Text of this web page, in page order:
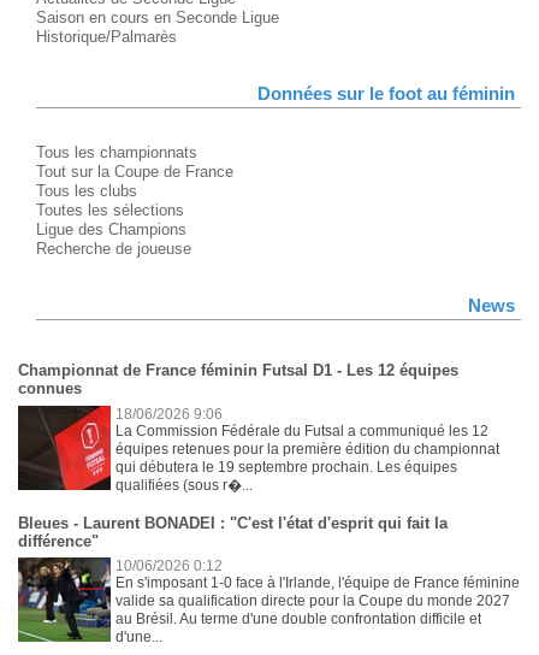
Saison en cours en Seconde Ligue
Historique/Palmarès
Données sur le foot au féminin
Tous les championnats
Tout sur la Coupe de France
Tous les clubs
Toutes les sélections
Ligue des Champions
Recherche de joueuse
News
Championnat de France féminin Futsal D1 - Les 12 équipes
connues
18/06/2026 9:06
La Commission Fédérale du Futsal a communiqué les 12
équipes retenues pour la première édition du championnat
qui débutera le 19 septembre prochain. Les équipes
qualifiées (sous r�...
Bleues - Laurent BONADEI : "C'est l'état d'esprit qui fait la
différence"
10/06/2026 0:12
En s'imposant 1-0 face à l'Irlande, l'équipe de France féminine
valide sa qualification directe pour la Coupe du monde 2027
au Brésil. Au terme d'une double confrontation difficile et
d'une...